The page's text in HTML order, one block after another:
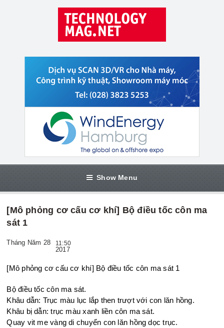
Show Menu
[Mô phỏng cơ cấu cơ khí] Bộ điều tốc côn ma
sát 1
Tháng Năm 28 11:50
2017
[Mô phỏng cơ cấu cơ khí] Bộ điều tốc côn ma sát 1
Bộ điều tốc côn ma sát.
Khâu dẫn: Trục màu lục lắp then trượt với con lăn hồng.
Khâu bị dẫn: trục màu xanh liền côn ma sát.
Quay vit me vàng di chuyển con lăn hồng dọc trục.